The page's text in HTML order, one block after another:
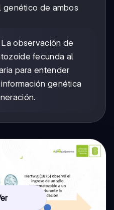
genético de ambos
La observación de
fecunda al
para entender
genética